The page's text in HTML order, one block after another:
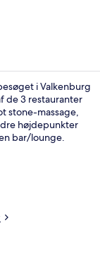
i Valkenburg
de 3 restauranter
stone-massage,
højdepunkter
bar/lounge.